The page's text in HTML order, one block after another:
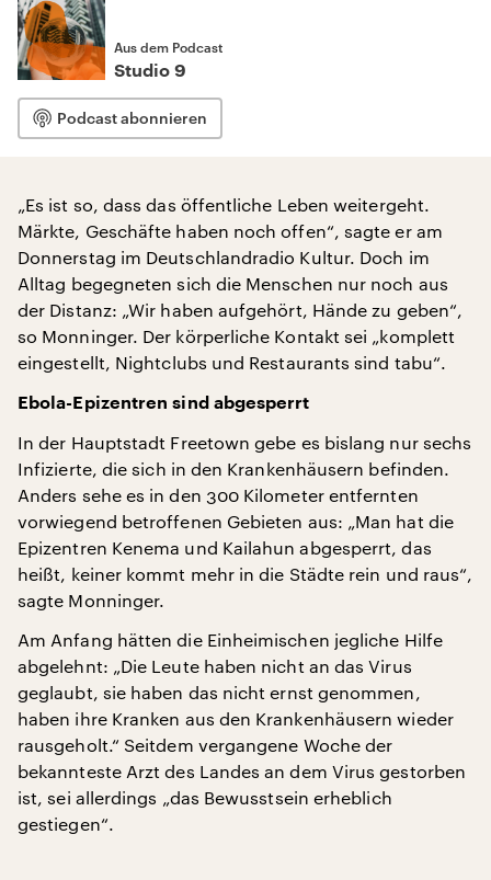
Aus dem Podcast
Studio 9
Podcast abonnieren
„Es ist so, dass das öffentliche Leben weitergeht.
Märkte, Geschäfte haben noch offen“, sagte er am
Donnerstag im Deutschlandradio Kultur. Doch im
Alltag begegneten sich die Menschen nur noch aus
der Distanz: „Wir haben aufgehört, Hände zu geben“,
so Monninger. Der körperliche Kontakt sei „komplett
eingestellt, Nightclubs und Restaurants sind tabu“.
Ebola-Epizentren sind abgesperrt
In der Hauptstadt Freetown gebe es bislang nur sechs
Infizierte, die sich in den Krankenhäusern befinden.
Anders sehe es in den 300 Kilometer entfernten
vorwiegend betroffenen Gebieten aus: „Man hat die
Epizentren Kenema und Kailahun abgesperrt, das
heißt, keiner kommt mehr in die Städte rein und raus“,
sagte Monninger.
Am Anfang hätten die Einheimischen jegliche Hilfe
abgelehnt: „Die Leute haben nicht an das Virus
geglaubt, sie haben das nicht ernst genommen,
haben ihre Kranken aus den Krankenhäusern wieder
rausgeholt.“ Seitdem vergangene Woche der
bekannteste Arzt des Landes an dem Virus gestorben
ist, sei allerdings „das Bewusstsein erheblich
gestiegen“.